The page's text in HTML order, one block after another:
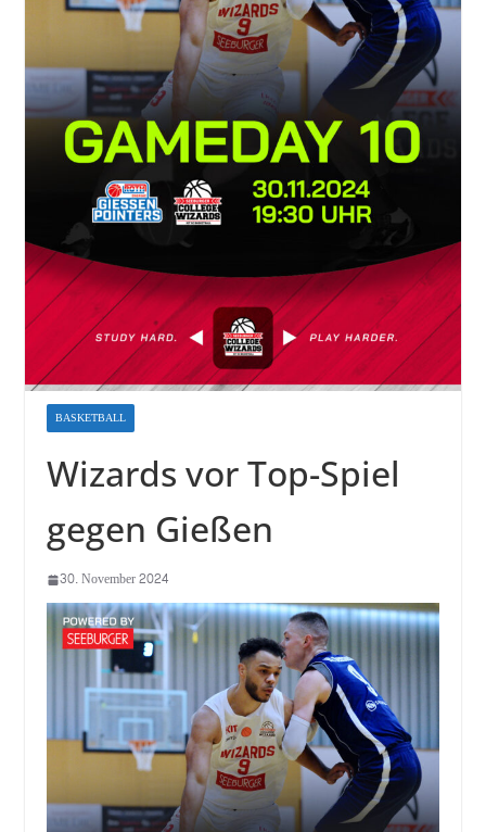
BASKETBALL
Wizards vor Top-Spiel
gegen Gießen
30. November 2024